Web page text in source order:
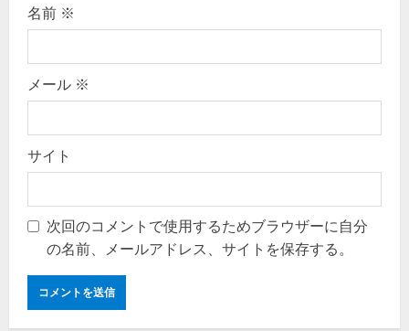
名前 ※
メール ※
サイト
次回のコメントで使用するためブラウザーに自分
の名前、メールアドレス、サイトを保存する。